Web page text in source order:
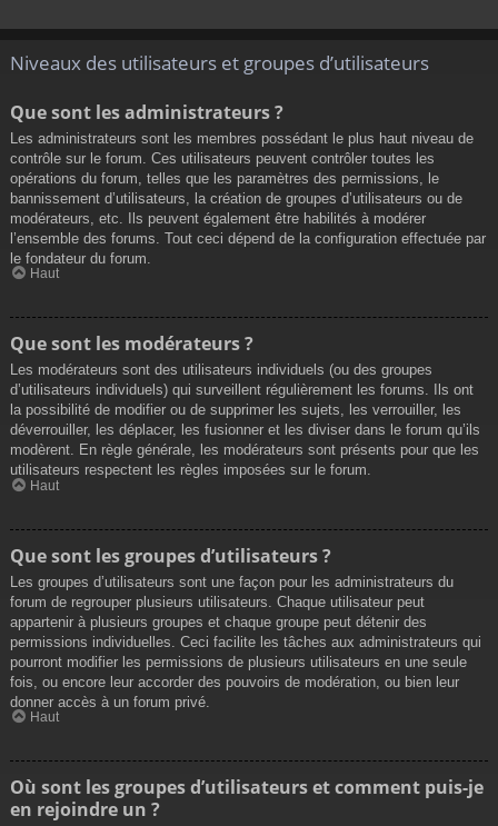
Niveaux des utilisateurs et groupes d’utilisateurs
Que sont les administrateurs ?
Les administrateurs sont les membres possédant le plus haut niveau de
contrôle sur le forum. Ces utilisateurs peuvent contrôler toutes les
opérations du forum, telles que les paramètres des permissions, le
bannissement d’utilisateurs, la création de groupes d’utilisateurs ou de
modérateurs, etc. Ils peuvent également être habilités à modérer
l’ensemble des forums. Tout ceci dépend de la configuration effectuée par
le fondateur du forum.
Haut
Que sont les modérateurs ?
Les modérateurs sont des utilisateurs individuels (ou des groupes
d’utilisateurs individuels) qui surveillent régulièrement les forums. Ils ont
la possibilité de modifier ou de supprimer les sujets, les verrouiller, les
déverrouiller, les déplacer, les fusionner et les diviser dans le forum qu’ils
modèrent. En règle générale, les modérateurs sont présents pour que les
utilisateurs respectent les règles imposées sur le forum.
Haut
Que sont les groupes d’utilisateurs ?
Les groupes d’utilisateurs sont une façon pour les administrateurs du
forum de regrouper plusieurs utilisateurs. Chaque utilisateur peut
appartenir à plusieurs groupes et chaque groupe peut détenir des
permissions individuelles. Ceci facilite les tâches aux administrateurs qui
pourront modifier les permissions de plusieurs utilisateurs en une seule
fois, ou encore leur accorder des pouvoirs de modération, ou bien leur
donner accès à un forum privé.
Haut
Où sont les groupes d’utilisateurs et comment puis-je
en rejoindre un ?